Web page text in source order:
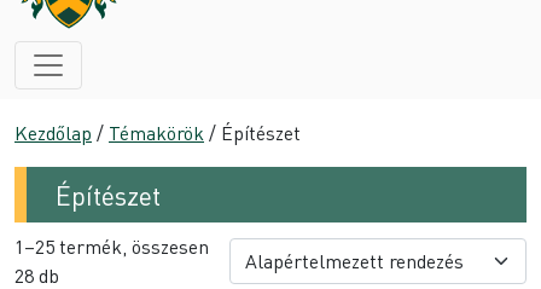
Kezdőlap / Témakörök / Építészet
Építészet
1–25 termék, összesen
28 db